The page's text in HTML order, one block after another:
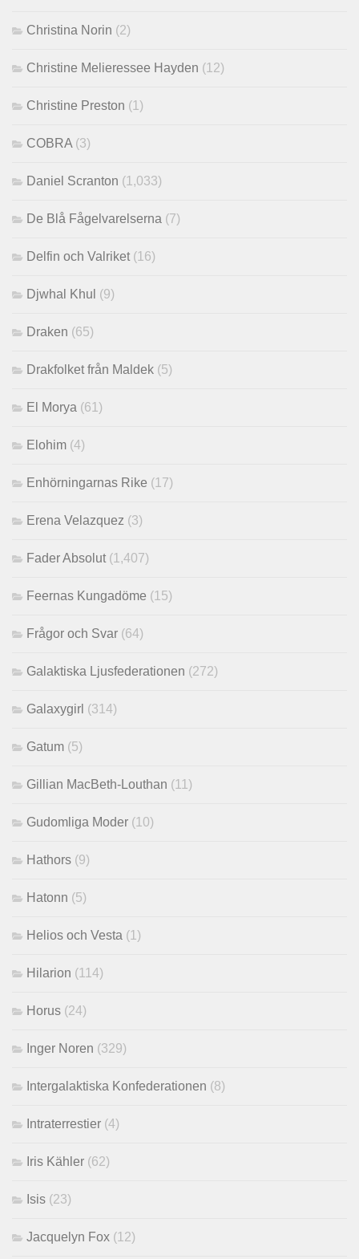
Christina Norin (2)
Christine Melieressee Hayden (12)
Christine Preston (1)
COBRA (3)
Daniel Scranton (1,033)
De Blå Fågelvarelserna (7)
Delfin och Valriket (16)
Djwhal Khul (9)
Draken (65)
Drakfolket från Maldek (5)
El Morya (61)
Elohim (4)
Enhörningarnas Rike (17)
Erena Velazquez (3)
Fader Absolut (1,407)
Feernas Kungadöme (15)
Frågor och Svar (64)
Galaktiska Ljusfederationen (272)
Galaxygirl (314)
Gatum (5)
Gillian MacBeth-Louthan (11)
Gudomliga Moder (10)
Hathors (9)
Hatonn (5)
Helios och Vesta (1)
Hilarion (114)
Horus (24)
Inger Noren (329)
Intergalaktiska Konfederationen (8)
Intraterrestier (4)
Iris Kähler (62)
Isis (23)
Jacquelyn Fox (12)